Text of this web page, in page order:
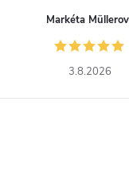
Markéta
3.8.2026